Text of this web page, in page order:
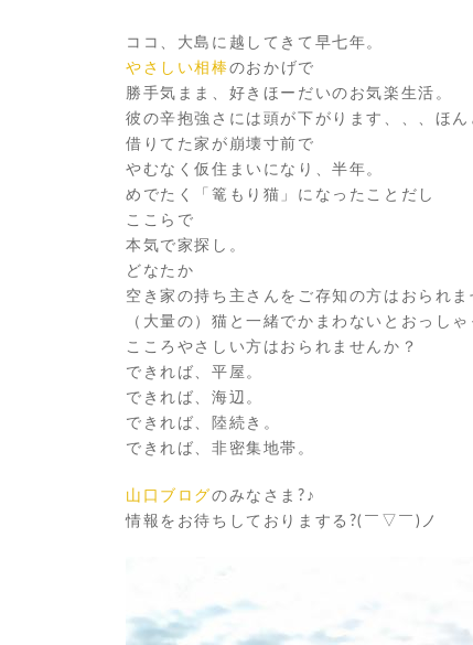
ココ、大島に越してきて早七年。
やさしい相棒のおかげで
勝手気まま、好きほーだいのお気楽生活。
彼の辛抱強さには頭が下がります、、、ほん
借りてた家が崩壊寸前で
やむなく仮住まいになり、半年。
めでたく「篭もり猫」になったことだし
ここらで
本気で家探し。
どなたか
空き家の持ち主さんをご存知の方はおられま
（大量の）猫と一緒でかまわないとおっし
こころやさしい方はおられませんか？
できれば、平屋。
できれば、海辺。
できれば、陸続き。
できれば、非密集地帯。
山口ブログのみなさま?♪
情報をお待ちしておりまする?(￣▽￣)ノ